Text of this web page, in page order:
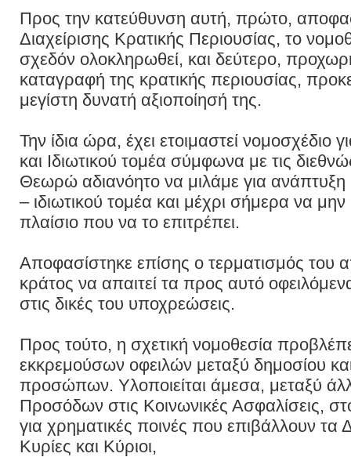
Προς την κατεύθυνση αυτή, πρώτο,
Διαχείρισης Κρατικής Περιουσίας, το
σχεδόν ολοκληρωθεί, και δεύτερο,
καταγραφή της κρατικής περιουσίας,
μεγίστη δυνατή αξιοποίησή της.
Την ίδια ώρα, έχει ετοιμαστεί νομοσχέδιο
και Ιδιωτικού τομέα σύμφωνα με τις
Θεωρώ αδιανόητο να μιλάμε για
– ιδιωτικού τομέα και μέχρι σήμερα να
πλαίσιο που να το επιτρέπει.
Αποφασίστηκε επίσης ο τερματισμός του
κράτος να απαιτεί τα προς αυτό
στις δικές του υποχρεώσεις.
Προς τούτο, η σχετική νομοθεσία
εκκρεμούσων οφειλών μεταξύ δημοσίου
προσώπων. Υλοποιείται άμεσα, μεταξύ
Προσόδων στις Κοινωνικές Ασφαλίσεις,
για χρηματικές ποινές που επιβάλλουν τα
Κυρίες και Κύριοι,